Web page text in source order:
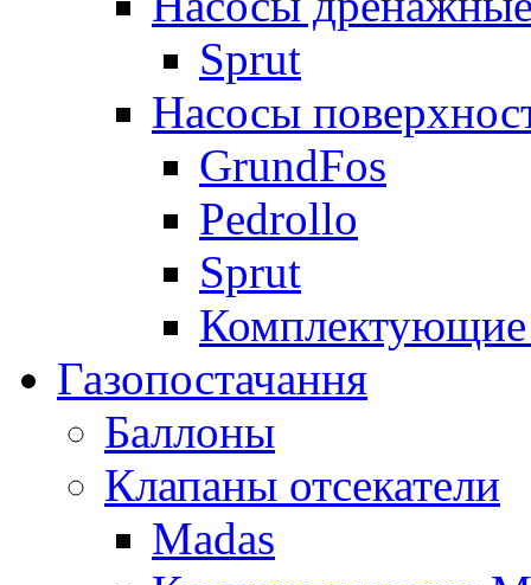
Sprut
Насосы
GrundFos
Pedrollo
Sprut
Комплектующие
Газопостачання
Баллоны
Клапаны отсекатели
Madas